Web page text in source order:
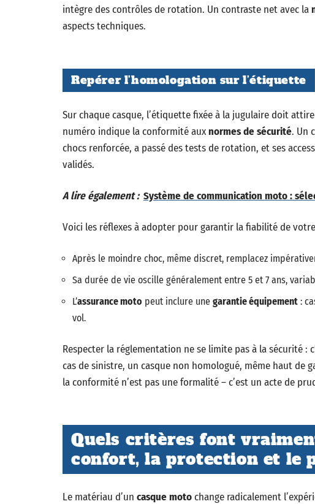
intègre des contrôles de rotation. Un contraste net avec la
aspects techniques.
Repérer l’homologation sur l’étiquette
Sur chaque casque, l’étiquette fixée à la jugulaire doit
numéro indique la conformité auxnormes de sécurité. Un
chocs renforcée, a passé des tests de rotation, et ses
validés.
A lire également : Système de communication moto :
Voici les réflexes à adopter pour garantir la fiabilité de
Après le moindre choc, même discret, remplacez
Sa durée de vie oscille généralement entre 5 et 7 ans,
L’assurance moto peut inclure une garantie équipement :
vol.
Respecter la réglementation ne se limite pas à la sécurité
cas de sinistre, un casque non homologué, même haut de
la conformité n’est pas une formalité – c’est un acte de
Quels critères font
confort, la protection et le
Le matériau d’un casque motochange radicalement